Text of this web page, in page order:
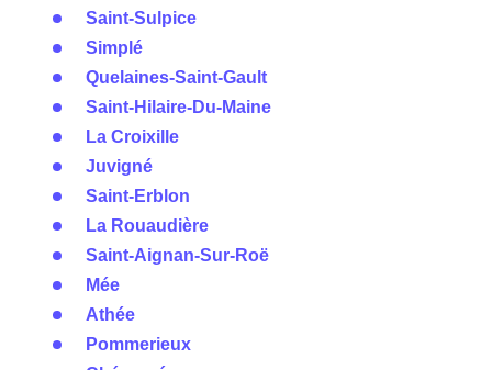
Saint-Sulpice
Simplé
Quelaines-Saint-Gault
Saint-Hilaire-Du-Maine
La Croixille
Juvigné
Saint-Erblon
La Rouaudière
Saint-Aignan-Sur-Roë
Mée
Athée
Pommerieux